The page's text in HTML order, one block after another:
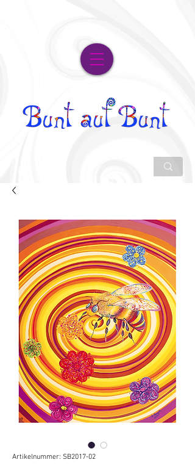
Artikelnummer: SB2017-02